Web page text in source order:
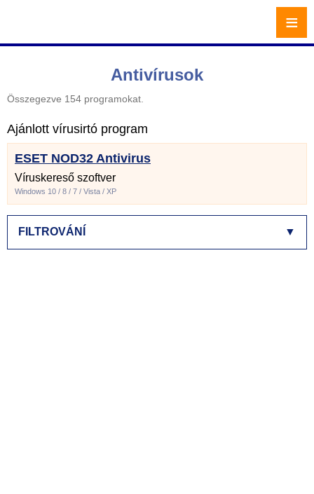
Antivírusok
Összegezve 154 programokat.
Ajánlott vírusirtó program
ESET NOD32 Antivirus
Víruskereső szoftver
Windows 10 / 8 / 7 / Vista / XP
▼
FILTROVÁNÍ
≡